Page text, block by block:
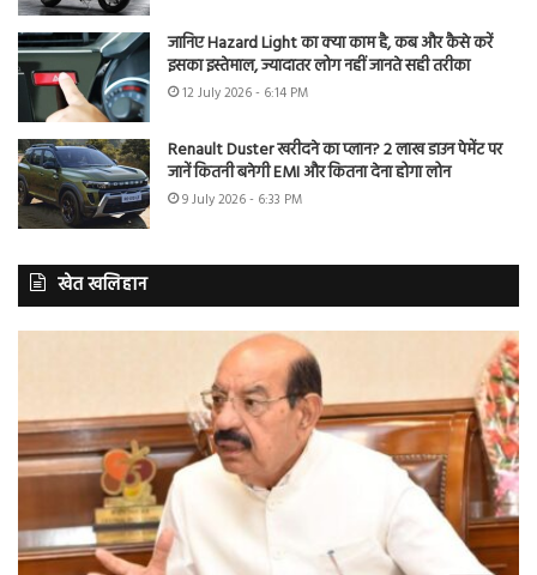
जानिए Hazard Light का क्या काम है, कब और कैसे करें
इसका इस्तेमाल, ज्यादातर लोग नहीं जानते सही तरीका
12 July 2026 - 6:14 PM
Renault Duster खरीदने का प्लान? 2 लाख डाउन पेमेंट पर
जानें कितनी बनेगी EMI और कितना देना होगा लोन
9 July 2026 - 6:33 PM
खेत खलिहान